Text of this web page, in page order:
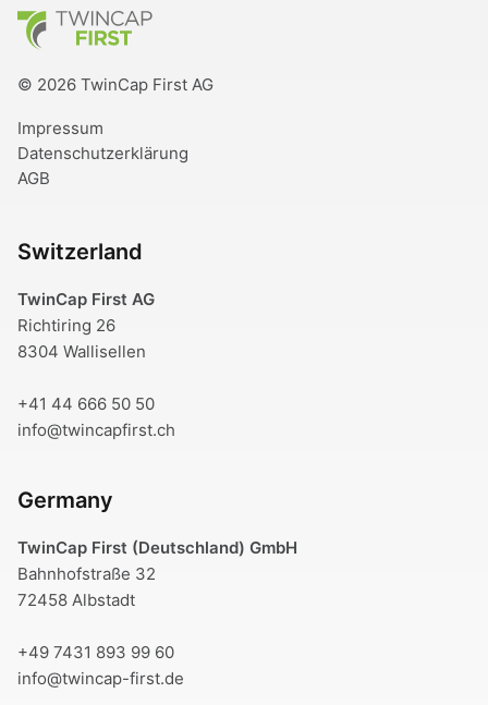
TwinCap First
© 2026 TwinCap First AG
Impressum
Datenschutzerklärung
AGB
Switzerland
TwinCap First AG
Richtiring 26
8304 Wallisellen
+41 44 666 50 50
info@twincapfirst.ch
Germany
TwinCap First (Deutschland) GmbH
Bahnhofstraße 32
72458 Albstadt
+49 7431 893 99 60
info@twincap-first.de